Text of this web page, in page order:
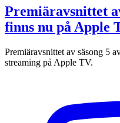
Premiäravsnittet
finns nu på Apple
Premiäravsnittet av säsong 5
streaming på Apple TV.